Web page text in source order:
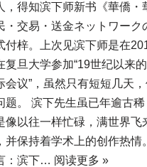
，得知滨下师新书《華僑・
交易・送金ネットワーク
付梓。上次见滨下师是在
复旦大学参加“19世纪以来
会议”，虽然只有短短几天
题。 滨下先生虽已年逾古
像以往一样忙碌，满世界飞
并保持着学术上的创作热情
：滨下… 阅读更多 »